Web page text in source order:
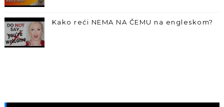
Kako reći NEMA NA ČEMU na engleskom?